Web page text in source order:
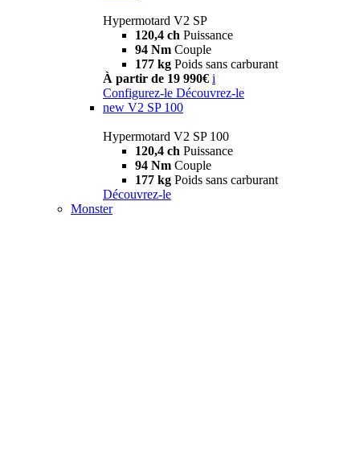
Hypermotard V2 SP
120,4 ch Puissance
94 Nm Couple
177 kg Poids sans carburant
À partir de 19 990€ i
Configurez-le Découvrez-le
new V2 SP 100
Hypermotard V2 SP 100
120,4 ch Puissance
94 Nm Couple
177 kg Poids sans carburant
Découvrez-le
Monster